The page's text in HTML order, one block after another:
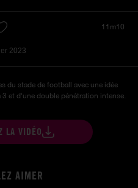
11m10
2023
du stade de football avec une idée
3 et d'une double pénétration intense.
LA VIDÉO
AIMER